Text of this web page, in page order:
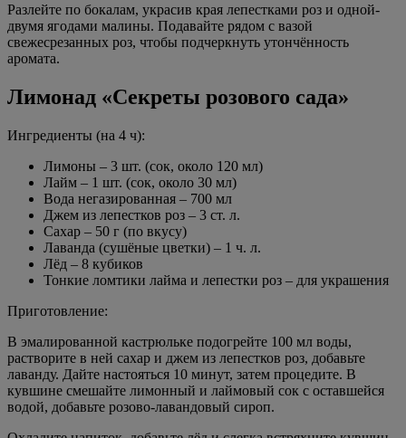
Разлейте по бокалам, украсив края лепестками роз и одной-
двумя ягодами малины. Подавайте рядом с вазой
свежесрезанных роз, чтобы подчеркнуть утончённость
аромата.
Лимонад «Секреты розового сада»
Ингредиенты (на 4 ч):
Лимоны – 3 шт. (сок, около 120 мл)
Лайм – 1 шт. (сок, около 30 мл)
Вода негазированная – 700 мл
Джем из лепестков роз – 3 ст. л.
Сахар – 50 г (по вкусу)
Лаванда (сушёные цветки) – 1 ч. л.
Лёд – 8 кубиков
Тонкие ломтики лайма и лепестки роз – для украшения
Приготовление:
В эмалированной кастрюльке подогрейте 100 мл воды,
растворите в ней сахар и джем из лепестков роз, добавьте
лаванду. Дайте настояться 10 минут, затем процедите. В
кувшине смешайте лимонный и лаймовый сок с оставшейся
водой, добавьте розово-лавандовый сироп.